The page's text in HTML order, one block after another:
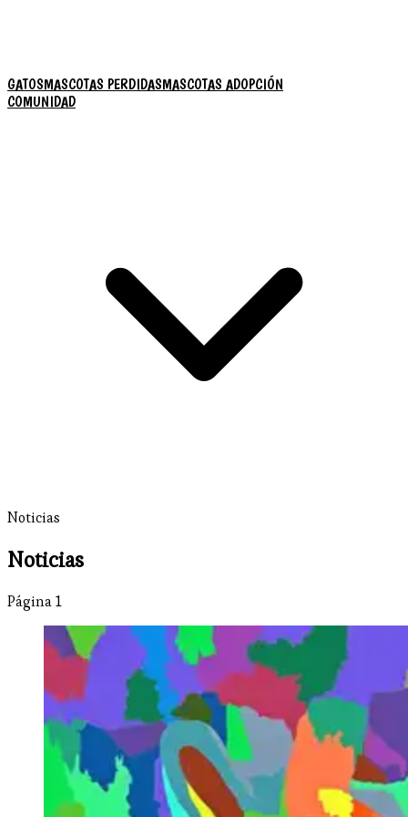
GATOSMASCOTAS PERDIDASMASCOTAS ADOPCIÓN
COMUNIDAD
Noticias
Noticias
Página 1